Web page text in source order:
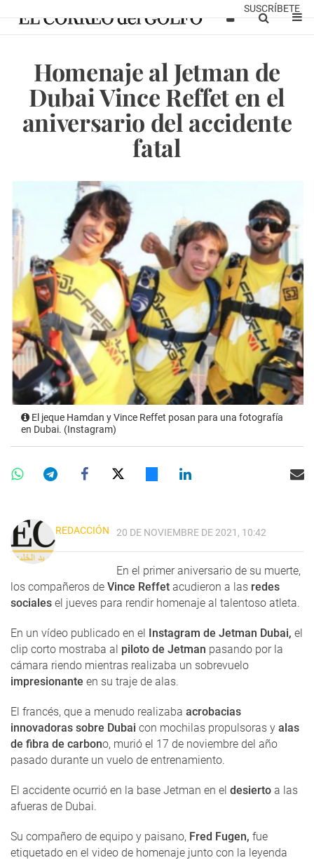
SUSCRÍBETE
Homenaje al Jetman de
Dubai Vince Reffet en el
aniversario del accidente
fatal
El jeque Hamdan y Vince Reffet posan para una fotografía
en Dubai. (Instagram)
REDACCIÓN 20 DE NOVIEMBRE DE 2021, 10:42
En el primer aniversario de su muerte,
los compañeros de Vince Reffet acudieron a las redes
sociales el jueves para rendir homenaje al talentoso atleta.
En un vídeo publicado en el Instagram de Jetman Dubai, el
clip corto mostraba al piloto de Jetman pasando por la
cámara riendo mientras realizaba un sobrevuelo
impresionante en su traje de alas.
El francés, que a menudo realizaba acrobacias
innovadoras sobre Dubai con mochilas propulsoras y alas
de fibra de carbono, murió el 17 de noviembre del año
pasado durante un vuelo de entrenamiento.
El accidente ocurrió en la base Jetman en el desierto a las
afueras de Dubai.
Su compañero de equipo y paisano, Fred Fugen, fue
etiquetado en el video de homenaje junto con la leyenda